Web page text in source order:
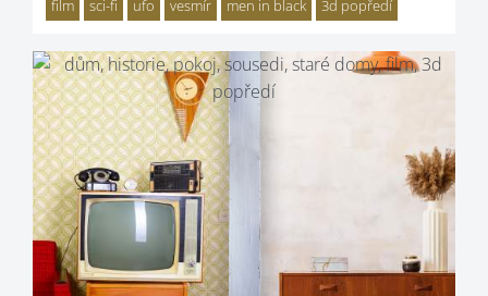
film sci-fi ufo vesmír men in black 3d popředí